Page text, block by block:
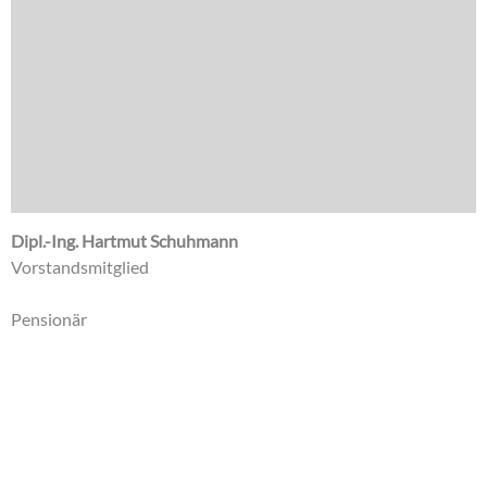
Dipl.-Ing. Hartmut Schuhmann
Vorstandsmitglied
Pensionär